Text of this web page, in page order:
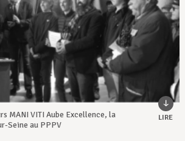
MANI VITI Aube Excellence, la
Seine au PPPV
LIRE